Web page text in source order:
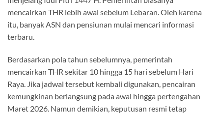
mencairkan THR lebih awal sebelum Lebaran. Oleh karena
itu, banyak ASN dan pensiunan mulai mencari informasi
terbaru.
Berdasarkan pola tahun sebelumnya, pemerintah
mencairkan THR sekitar 10 hingga 15 hari sebelum Hari
Raya. Jika jadwal tersebut kembali digunakan, pencairan
kemungkinan berlangsung pada awal hingga pertengahan
Maret 2026. Namun demikian, keputusan resmi tetap